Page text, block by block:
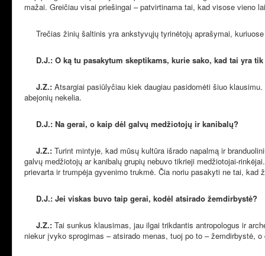
mažai. Greičiau visai priešingai – patvirtinama tai, kad visose vieno
Trečias žinių šaltinis yra ankstyvųjų tyrinėtojų aprašymai,
D.J.: O ką tu pasakytum skeptikams, kurie sako, kad tai yra
J.Z.: Atsargiai pasiūlyčiau kiek daugiau pasidomėti šiuo
abejonių nekelia.
D.J.: Na gerai, o kaip dėl galvų medžiotojų ir kanibalų?
J.Z.: Turint mintyje, kad mūsų kultūra išrado napalmą ir
galvų medžiotojų ar kanibalų grupių nebuvo tikrieji medžiotojai-
prievarta ir trumpėja gyvenimo trukmė. Čia noriu pasakyti ne tai,
D.J.: Jei viskas buvo taip gerai, kodėl atsirado žemdirbystė?
J.Z.: Tai sunkus klausimas, jau ilgai trikdantis antropologus ir
niekur įvyko sprogimas – atsirado menas, tuoj po to – žemdirbystė,